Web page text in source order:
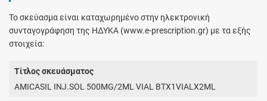
Το σκεύασμα είναι καταχωρημένο στην ηλεκτρονική
συνταγογράφηση της ΗΔΥΚΑ (www.e-prescription.gr) με τα εξής
στοιχεία:
Τίτλος σκευάσματος
AMICASIL INJ.SOL 500MG/2ML VIAL BTX1VIALX2ML